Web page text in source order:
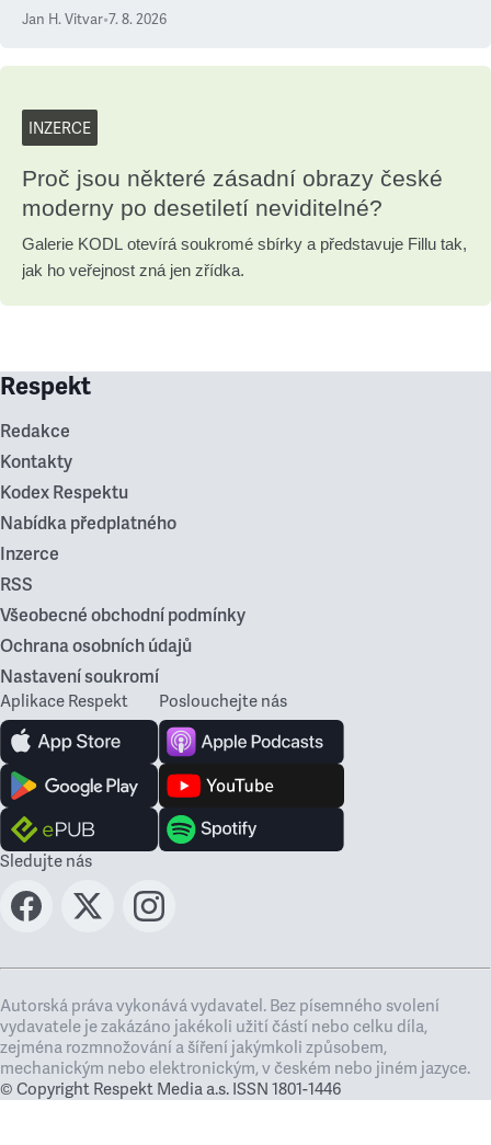
salvy i kritika pokrokářů
Jan H. Vitvar•7. 8. 2026
INZERCE
Proč jsou některé zásadní obrazy české
moderny po desetiletí neviditelné?
Galerie KODL otevírá soukromé sbírky a představuje Fillu tak,
jak ho veřejnost zná jen zřídka.
Respekt
Redakce
Kontakty
Kodex Respektu
Nabídka předplatného
Inzerce
RSS
Všeobecné obchodní podmínky
Ochrana osobních údajů
Nastavení soukromí
Aplikace Respekt Poslouchejte nás
Sledujte nás
Autorská práva vykonává vydavatel. Bez písemného svolení
vydavatele je zakázáno jakékoli užití částí nebo celku díla,
zejména rozmnožování a šíření jakýmkoli způsobem,
mechanickým nebo elektronickým, v českém nebo jiném jazyce.
© Copyright Respekt Media a.s. ISSN 1801-1446